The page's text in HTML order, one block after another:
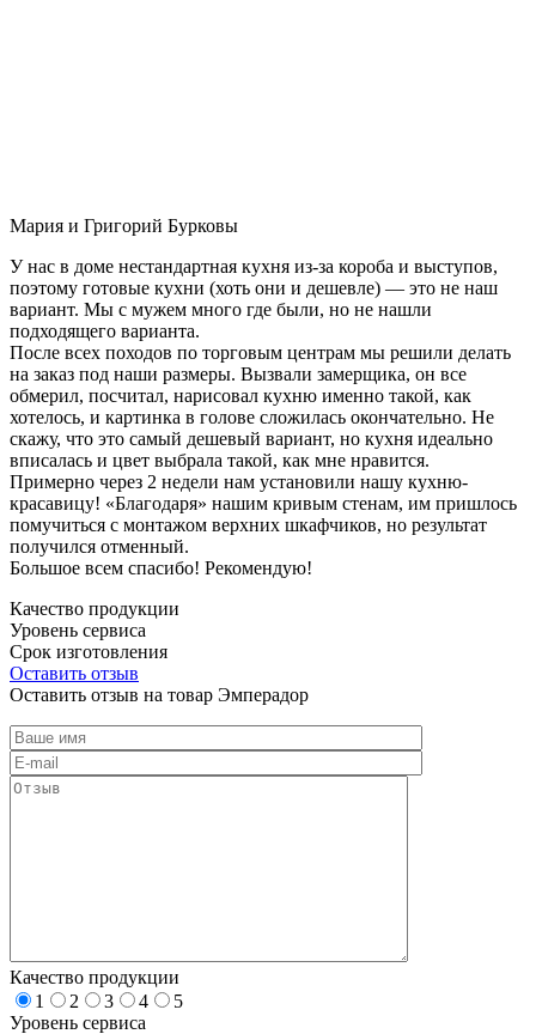
Мария и Григорий Бурковы
У нас в доме нестандартная кухня из-за короба и выступов,
поэтому готовые кухни (хоть они и дешевле) — это не наш
вариант. Мы с мужем много где были, но не нашли
подходящего варианта.
После всех походов по торговым центрам мы решили делать
на заказ под наши размеры. Вызвали замерщика, он все
обмерил, посчитал, нарисовал кухню именно такой, как
хотелось, и картинка в голове сложилась окончательно. Не
скажу, что это самый дешевый вариант, но кухня идеально
вписалась и цвет выбрала такой, как мне нравится.
Примерно через 2 недели нам установили нашу кухню-
красавицу! «Благодаря» нашим кривым стенам, им пришлось
помучиться с монтажом верхних шкафчиков, но результат
получился отменный.
Большое всем спасибо! Рекомендую!
Качество продукции
Уровень сервиса
Срок изготовления
Оставить отзыв
Оставить отзыв на товар Эмперадор
Качество продукции
1
2 3 4
5
Уровень сервиса